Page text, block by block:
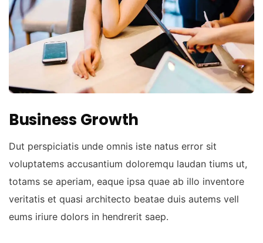
Business Growth
Dut perspiciatis unde omnis iste natus error sit
voluptatems accusantium doloremqu laudan tiums ut,
totams se aperiam, eaque ipsa quae ab illo inventore
veritatis et quasi architecto beatae duis autems vell
eums iriure dolors in hendrerit saep.